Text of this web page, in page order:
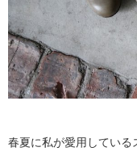
春夏に私が愛用している